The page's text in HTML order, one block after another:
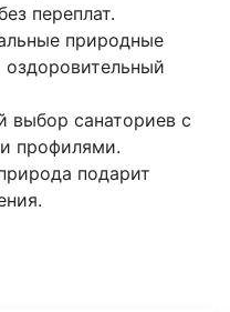
переплат.
природные
выбор санаториев с
профилями.
подарит